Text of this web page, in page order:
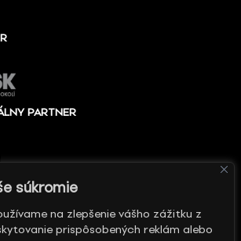
súkromie
na zlepšenie vášho zážitku z
prispôsobených reklám alebo
PARTNER